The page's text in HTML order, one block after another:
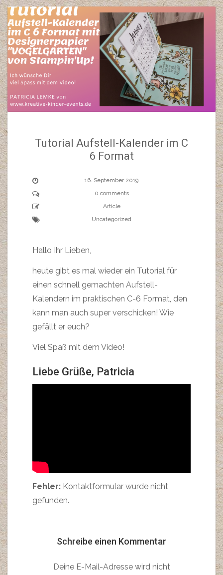
Tutorial Aufstell-Kalender im C
6 Format
16. September 2019
0 comments
Article
Uncategorized
Hallo Ihr Lieben,
heute gibt es mal wieder ein Tutorial für
einen schnell gemachten Aufstell-
Kalendern im praktischen C-6 Format, den
kann man auch super verschicken! Wie
gefällt er euch?
Viel Spaß mit dem Video!
Liebe Grüße, Patricia
Fehler: Kontaktformular wurde nicht
gefunden.
Schreibe einen Kommentar
Deine E-Mail-Adresse wird nicht